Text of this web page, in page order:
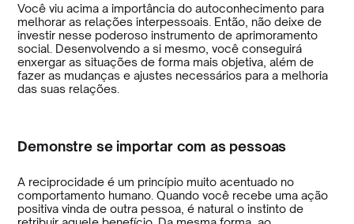
Você viu acima a importância do autoconhecimento para
melhorar as relações interpessoais. Então, não deixe de
investir nesse poderoso instrumento de aprimoramento
social. Desenvolvendo a si mesmo, você conseguirá
enxergar as situações de forma mais objetiva, além de
fazer as mudanças e ajustes necessários para a melhoria
das suas relações.
Demonstre se importar com as pessoas
A reciprocidade é um princípio muito acentuado no
comportamento humano. Quando você recebe uma ação
positiva vinda de outra pessoa, é natural o instinto de